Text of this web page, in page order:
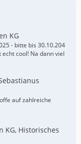
KG
- bitte bis 30.10.204
cool! Na dann viel
auf zahlreiche
KG, Historisches